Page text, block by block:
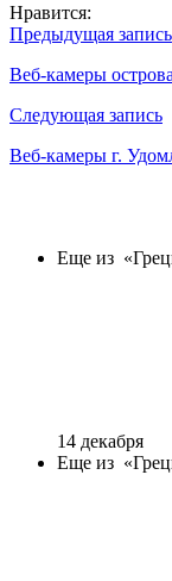
Нравится:
Навигация
по
записям
Предыдущая запись
Веб-камеры
Следующая запись
Веб-камеры г.
Еще из
14 декабря
Еще из